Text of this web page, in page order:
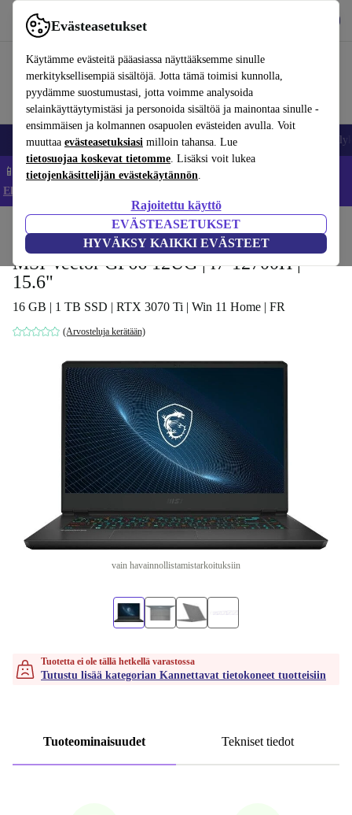
Evästeasetukset
Käytämme evästeitä pääasiassa näyttääksemme sinulle
merkityksellisempiä sisältöjä. Jotta tämä toimisi kunnolla,
pyydämme suostumustasi, jotta voimme analysoida
selainkäyttäytymistäsi ja personoida sisältöä ja mainontaa sinulle -
ensimmäisen ja kolmannen osapuolen evästeiden avulla. Voit
muuttaa evästeasetuksiasi milloin tahansa. Lue
tietosuojaa koskevat tietomme. Lisäksi voit lukea
tietojenkäsittelijän evästekäytännön.
Rajoitettu käyttö
EVÄSTEASETUKSET
HYVÄKSY KAIKKI EVÄSTEET
Käytä refurbed-palvelua nopeasti ja helposti
Matkapuhelimet ja älypuhelimet Kannettavat tietokoneet
📱 Säästä 5 % LISÄÄ iPhoneista – Koodi: IPHONEDEAL –
Ehdot ja säännöt
Kannettavat tietokoneet
MSI Vector GP66 12UG | i7-12700H |
15.6"
16 GB | 1 TB SSD | RTX 3070 Ti | Win 11 Home | FR
(Arvosteluja kerätään)
vain havainnollistamistarkoituksiin
Tuotetta ei ole tällä hetkellä varastossa
Tutustu lisää kategorian Kannettavat tietokoneet tuotteisiin
Tuoteominaisuudet Tekniset tiedot